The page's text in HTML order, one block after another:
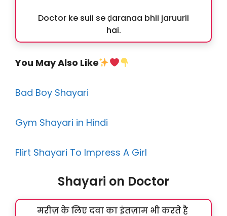
Doctor ke suii se ḍaranaa bhii jaruurii
hai.
You May Also Like
Bad Boy Shayari
Gym Shayari in Hindi
Flirt Shayari To Impress A Girl
Shayari on Doctor
मरीज़ के लिए दवा का इंतज़ाम भी करते है